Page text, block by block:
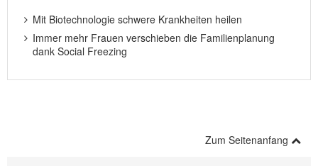
Mit Biotechnologie schwere Krankheiten heilen
Immer mehr Frauen verschieben die Familienplanung
dank Social Freezing
Zum Seitenanfang